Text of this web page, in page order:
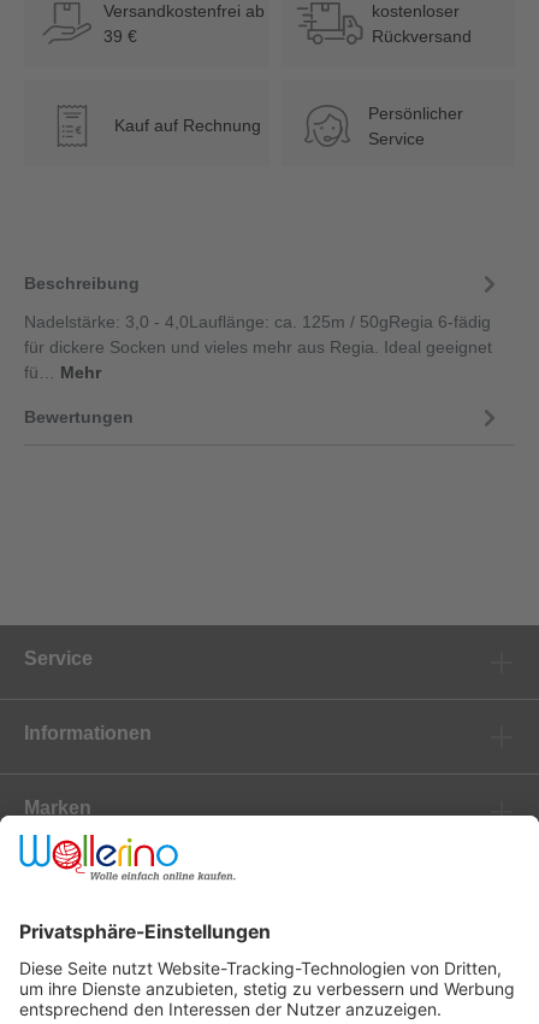
Versandkostenfrei ab
39 €
kostenloser
Rückversand
€ Kauf auf Rechnung
Persönlicher
Service
Beschreibung
Nadelstärke: 3,0 - 4,0Lauflänge: ca. 125m / 50gRegia 6-fädig
für dickere Socken und vieles mehr aus Regia. Ideal geeignet
fü… Mehr
Bewertungen
Service
Informationen
Marken
Newsletter